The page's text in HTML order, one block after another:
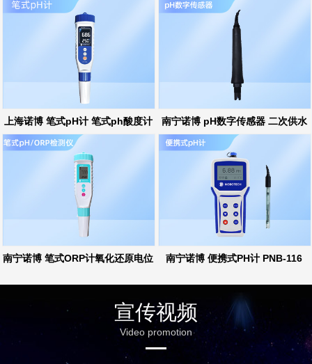
上海诺博 笔式pH计 笔式ph酸度计 南宁诺博 pH数字传感器 二次供水
ph在线监测
南宁诺博 笔式ORP计氧化还原电位 南宁诺博 便携式PH计 PNB-116
宣传视频
Video promotion